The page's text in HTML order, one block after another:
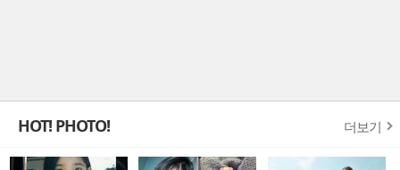
HOT! PHOTO! 더보기